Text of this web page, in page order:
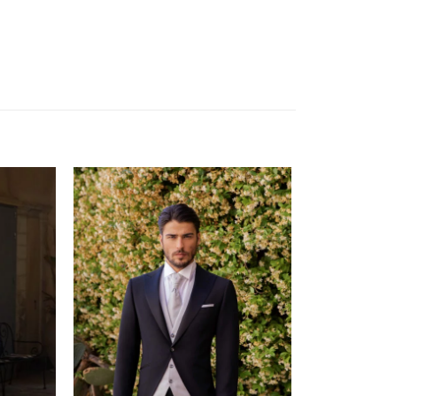
AGGIUNGI
ALLA TUA
LISTA DEI
DESIDERI